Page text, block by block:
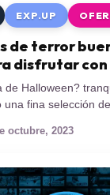
EXP.UP
de terror
disfrutar con
de Halloween?
una fina selección
más
un precio
dan para […]
octubre, 2023